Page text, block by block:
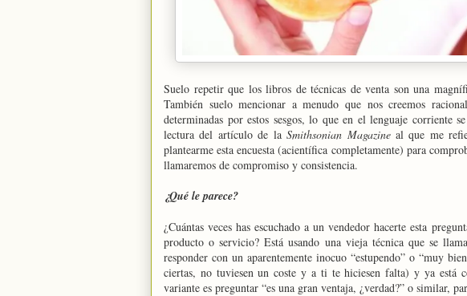
Suelo repetir que los libros de técnicas de venta son una
También suelo mencionar a menudo que nos creemos
determinadas por estos sesgos, lo que en el lenguaje corriente
lectura del artículo de laSmithsonian Magazineal que me
plantearme esta encuesta (acientífica completamente) para
llamaremos de compromiso y consistencia.
¿Qué le parece?
¿Cuántas veces has escuchado a un vendedor hacerte esta
producto o servicio? Está usando una vieja técnica que se
responder con un aparentemente inocuo “estupendo” o “muy
ciertas, no tuviesen un coste y a ti te hiciesen falta) y ya está
variante es preguntar “es una gran ventaja, ¿verdad?” o similar,